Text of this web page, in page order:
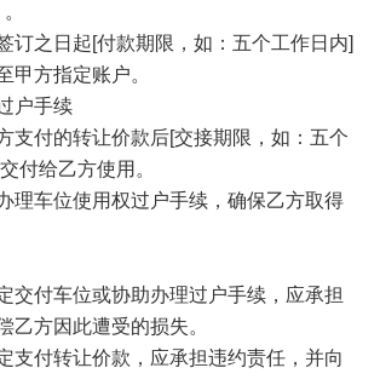
订之日起[付款期限，如：五个工作日内]
甲方指定账户。
户手续
支付的转让价款后[交接期限，如：五个
付给乙方使用。
理车位使用权过户手续，确保乙方取得
交付车位或协助办理过户手续，应承担
乙方因此遭受的损失。
支付转让价款，应承担违约责任，并向